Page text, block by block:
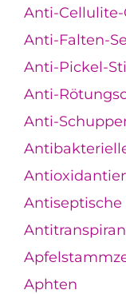
Anti-Cellulite-
Anti-Falten-
Anti-Pickel-
Anti-
Anti-
Antiseptische
Aphten